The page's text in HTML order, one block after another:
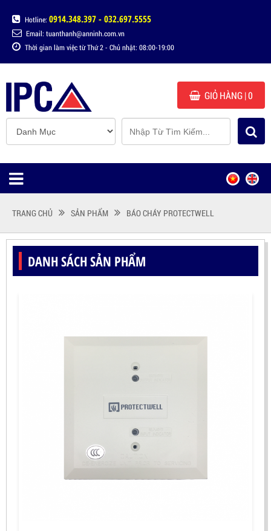
Hotline: 0914.348.397 - 032.697.5555
Email: tuanthanh@anninh.com.vn
Thời gian làm việc từ Thứ 2 - Chủ nhật: 08:00-19:00
GIỎ HÀNG| 0
TRANG CHỦ SẢN PHẨM BÁO CHÁY PROTECTWELL
DANH SÁCH SẢN PHẨM